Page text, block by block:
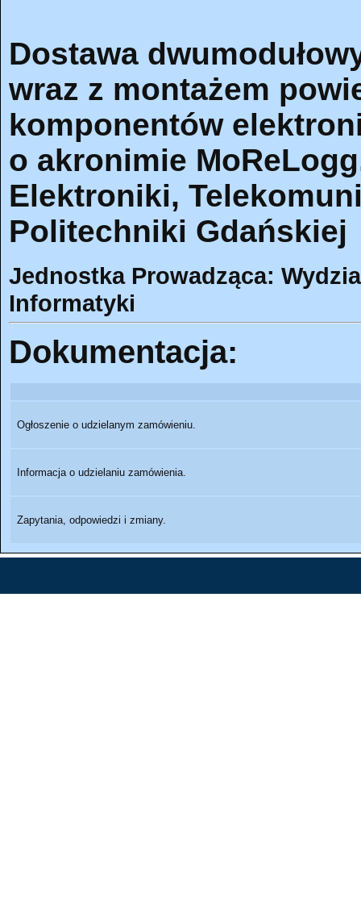
Dostawa
wraz z montażem
komponentów
o akronimie
Elektroniki,
Politechniki Gdańskiej
Jednostka Prowadząca:
Informatyki
Dokumentacja:
Ogłoszenie o udzielanym zamówieniu.
Informacja o udzielaniu zamówienia.
Zapytania, odpowiedzi i zmiany.